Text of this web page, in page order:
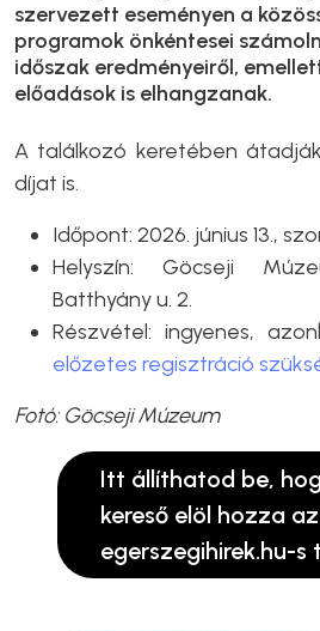
szervezett eseményen a
programok önkéntesei
időszak eredményeiről,
előadások is elhangzanak.
A találkozó keretében
díjat is.
Időpont: 2026. június 13.,
Helyszín: Göcseji
Batthyány u. 2.
Részvétel: ingyenes,
előzetes regisztráció
Fotó: Göcseji Múzeum
Itt állíthatod be,
kereső elöl hozza az
egerszegihirek.hu-